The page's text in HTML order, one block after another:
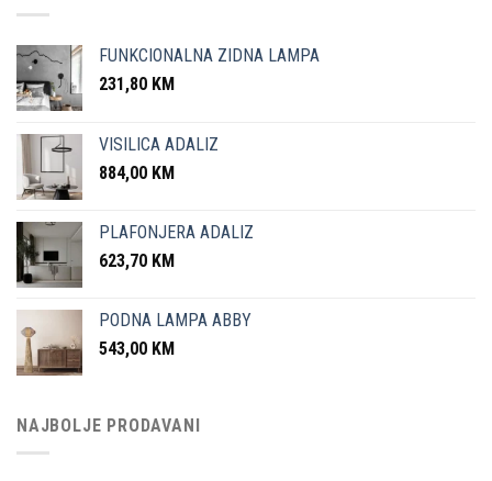
FUNKCIONALNA ZIDNA LAMPA
231,80 KM
VISILICA ADALIZ
884,00 KM
PLAFONJERA ADALIZ
623,70 KM
PODNA LAMPA ABBY
543,00 KM
NAJBOLJE PRODAVANI